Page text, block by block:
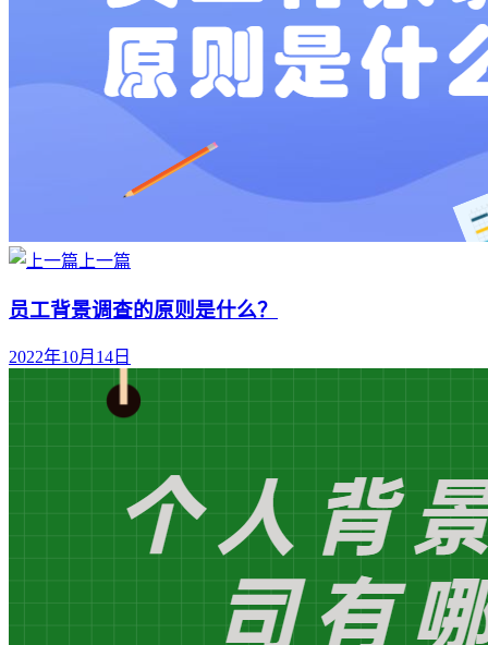
上一篇
员工背景调查的原则是什么？
2022年10月14日